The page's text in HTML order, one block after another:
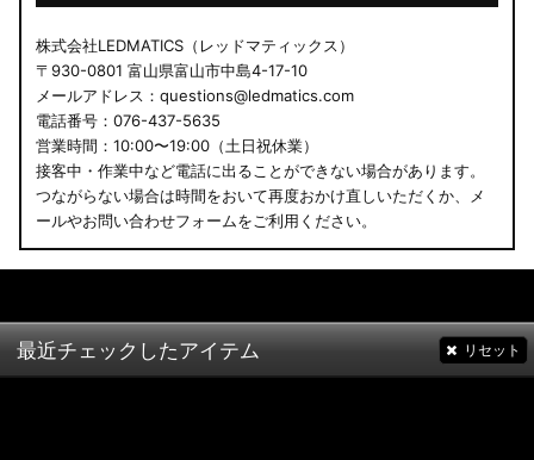
株式会社LEDMATICS（レッドマティックス）
〒930-0801 富山県富山市中島4-17-10
メールアドレス：questions@ledmatics.com
電話番号：076-437-5635
営業時間：10:00〜19:00（土日祝休業）
接客中・作業中など電話に出ることができない場合があります。
つながらない場合は時間をおいて再度おかけ直しいただくか、メ
ールやお問い合わせフォームをご利用ください。
最近チェックしたアイテム リセット